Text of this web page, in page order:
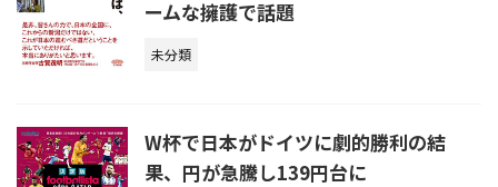
ームな擁護で話題
未分類
W杯で日本がドイツに劇的勝利の結
果、円が急騰し139円台に